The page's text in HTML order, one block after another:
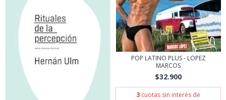
POP LATINO PLUS - LOPEZ
MARCOS
$32.900
3 cuotas sin interés de